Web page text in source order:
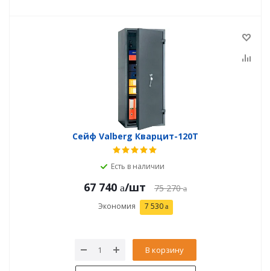
Сейф Valberg Кварцит-120Т
Есть в наличии
67 740 /шт 75 270
Экономия 7 530
В корзину